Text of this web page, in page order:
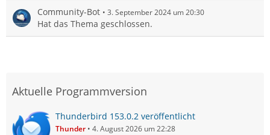
Community-Bot 3. September 2024 um 20:30
Hat das Thema geschlossen.
Aktuelle Programmversion
Thunderbird 153.0.2 veröffentlicht
Thunder 4. August 2026 um 22:28